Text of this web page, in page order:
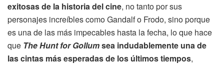
exitosas de la historia del cine, no tanto por sus
personajes increíbles como Gandalf o Frodo, sino porque
es una de las más impecables hasta la fecha, lo que hace
que The Hunt for Gollumsea indudablemente una de
las cintas más esperadas de los últimos tiempos,